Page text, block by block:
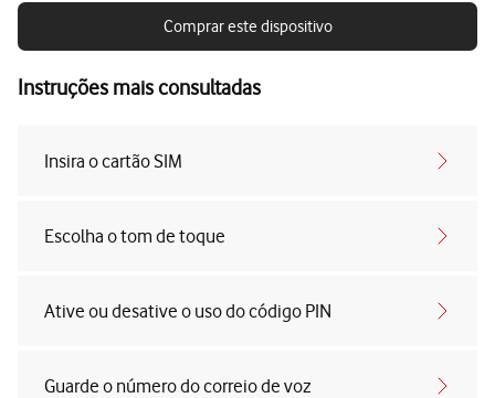
Comprar este dispositivo
Instruções mais consultadas
Insira o cartão SIM
Escolha o tom de toque
Ative ou desative o uso do código PIN
Guarde o número do correio de voz